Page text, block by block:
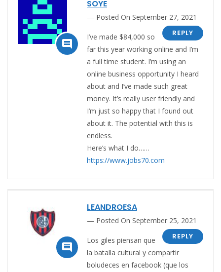

SOYE
Posted On September 27, 2021
REPLY
I’ve made $84,000 so
far this year working online and I’m
a full time student. I’m using an
online business opportunity I heard
about and I’ve made such great
money. It’s really user friendly and
I’m just so happy that I found out
about it. The potential with this is
endless.
Here’s what I do……
https://www.jobs70.com

LEANDROESA
Posted On September 25, 2021
REPLY
Los giles piensan que
la batalla cultural y compartir
boludeces en facebook (que los